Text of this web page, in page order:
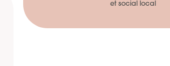
et social local